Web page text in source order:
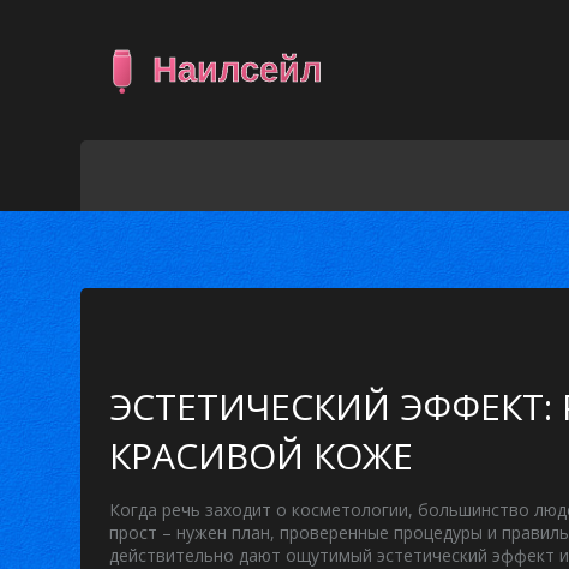
ЭСТЕТИЧЕСКИЙ
КРАСИВОЙ КОЖЕ
Когда речь заходит о косметологии, большинство
прост – нужен план, проверенные процедуры и
действительно дают ощутимый эстетический эффект